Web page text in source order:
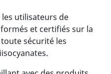
les utilisateurs de
et certifiés sur la
sécurité les